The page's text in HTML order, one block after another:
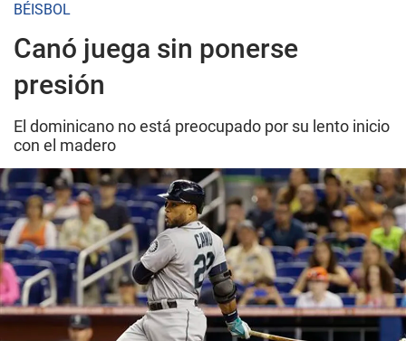
BÉISBOL
Canó juega sin ponerse
presión
El dominicano no está preocupado por su lento inicio
con el madero